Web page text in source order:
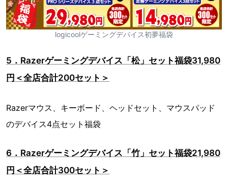
logicoolゲーミングデバイス初夢福袋
5．Razerゲーミングデバイス「松」セット福袋31,980
円＜全店合計200セット＞
Razerマウス、キーボード、ヘッドセット、マウスパッド
のデバイス4点セット福袋
6．Razerゲーミングデバイス「竹」セット福袋21,980
円＜全店合計300セット＞